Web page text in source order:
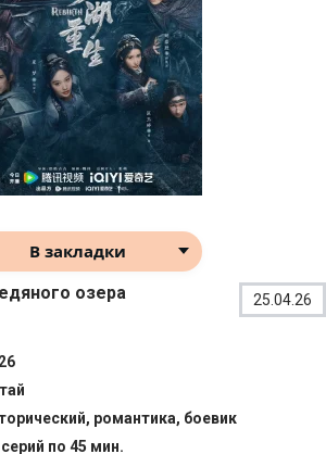
В закладки
озера
25.04.26
романтика, боевик
по 45 мин.